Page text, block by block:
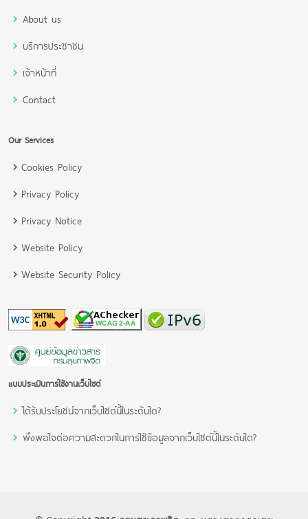
About us
บริการประชาชน
เจ้าหน้าที่
Contact
Our Services
Cookies Policy
Privacy Policy
Privacy Notice
Website Policy
Website Security Policy
แบบประเมินการใช้งานเว็บไซต์
ได้รับประโยชน์จากเว็บไซต์นี้ในระดับใด?
พึงพอใจต่อความสะดวกในการใช้ข้อมูลจากเว็บไซต์นี้ในระดับใด?